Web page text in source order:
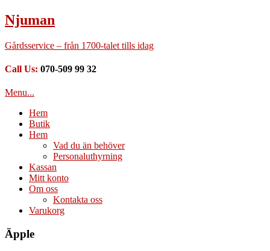
Njuman
Gårdsservice – från 1700-talet tills idag
Call Us: 070-509 99 32
Menu...
Hem
Butik
Hem
Vad du än behöver
Personaluthyrning
Kassan
Mitt konto
Om oss
Kontakta oss
Varukorg
Äpple